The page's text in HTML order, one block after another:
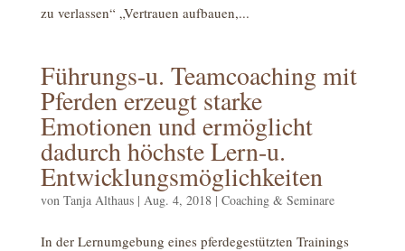
zu verlassen“ „Vertrauen aufbauen,...
Führungs-u. Teamcoaching mit
Pferden erzeugt starke
Emotionen und ermöglicht
dadurch höchste Lern-u.
Entwicklungsmöglichkeiten
von Tanja Althaus| Aug. 4, 2018| Coaching & Seminare
In der Lernumgebung eines pferdegestützten Trainings